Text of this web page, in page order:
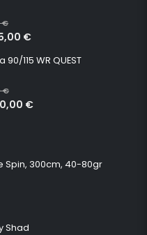
€
€
115 WR QUEST
€
€
Spin, 300cm, 40-80gr
Shad